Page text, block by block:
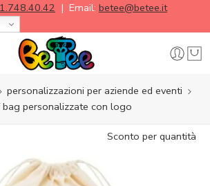
| Email: betee@betee.it
personalizzazioni per aziende ed eventi
personalizzate con logo
Sconto per quantità